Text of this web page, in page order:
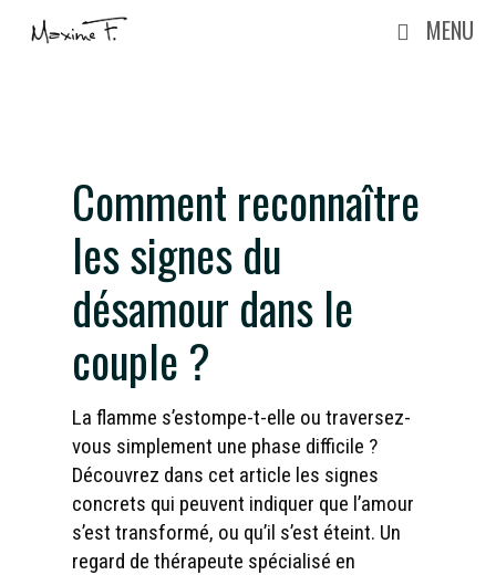
MENU
Comment reconnaître
les signes du
désamour dans le
couple ?
La flamme s’estompe-t-elle ou traversez-
vous simplement une phase difficile ?
Découvrez dans cet article les signes
concrets qui peuvent indiquer que l’amour
s’est transformé, ou qu’il s’est éteint. Un
regard de thérapeute spécialisé en